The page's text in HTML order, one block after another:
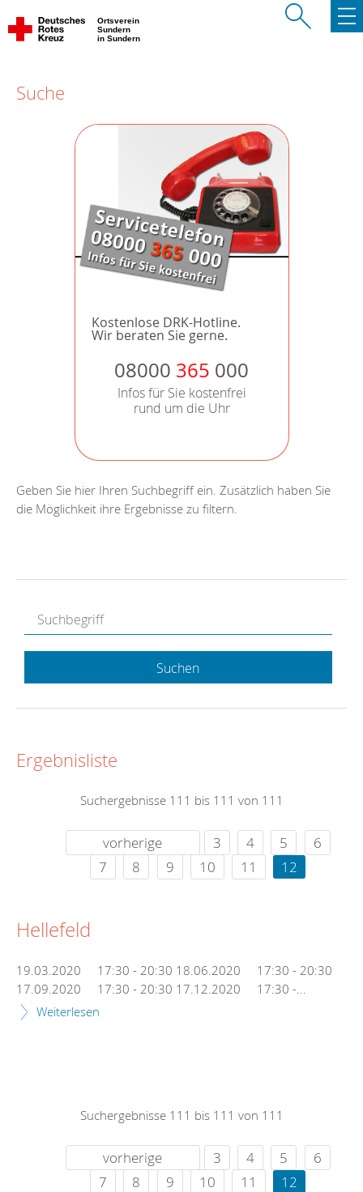
Ortsverein
Sundern
in Sundern
Suche
Kostenlose DRK-Hotline.
Wir beraten Sie gerne.
08000 365 000
Infos für Sie kostenfrei
rund um die Uhr
Geben Sie hier Ihren Suchbegriff ein. Zusätzlich haben Sie
die Möglichkeit ihre Ergebnisse zu filtern.
Suchen
Ergebnisliste
Suchergebnisse 111 bis 111 von 111
vorherige 3 4 5
6
7
8 9 10 11 12
Hellefeld
19.03.2020 17:30 - 20:30 18.06.2020 17:30 - 20:30
17.09.2020 17:30 - 20:30 17.12.2020 17:30 -...
Weiterlesen
Suchergebnisse 111 bis 111 von 111
vorherige 3 4 5
6
7
8 9 10 11 12